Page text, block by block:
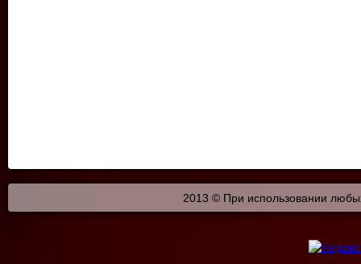
2013 © При использовании